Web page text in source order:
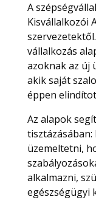
A
Kisvállalkozói
vállalkozás
azoknak az új
akik saját
éppen
Az alapok
üzemeltetni,
alkalmazni,
egészségügyi